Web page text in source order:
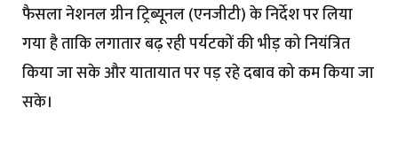
फैसला नेशनल ग्रीन ट्रिब्यूनल (एनजीटी) के निर्देश पर लिया
गया है ताकि लगातार बढ़ रही पर्यटकों की भीड़ को नियंत्रित
किया जा सके और यातायात पर पड़ रहे दबाव को कम किया जा
सके।